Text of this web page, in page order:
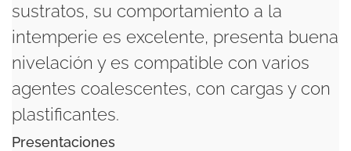
sustratos, su comportamiento a la
intemperie es excelente, presenta buena
nivelación y es compatible con varios
agentes coalescentes, con cargas y con
plastificantes.
Presentaciones